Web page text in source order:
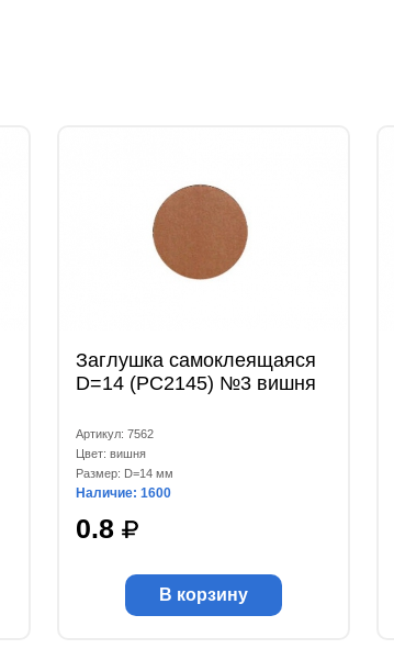
Заглушка самоклеящаяся
D=14 (РС2145) №3 вишня
Артикул: 7562
Цвет: вишня
Размер: D=14 мм
Наличие: 1600
0.8
В корзину